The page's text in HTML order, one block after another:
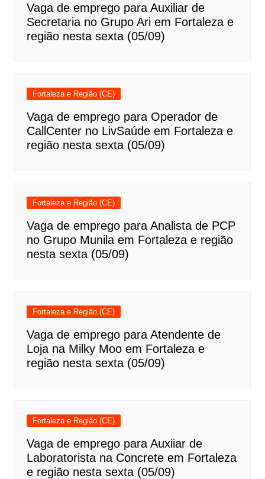
Vaga de emprego para Auxiliar de
Secretaria no Grupo Ari em Fortaleza e
região nesta sexta (05/09)
Fortaleza e Região (CE)
Vaga de emprego para Operador de
CallCenter no LivSaúde em Fortaleza e
região nesta sexta (05/09)
Fortaleza e Região (CE)
Vaga de emprego para Analista de PCP
no Grupo Munila em Fortaleza e região
nesta sexta (05/09)
Fortaleza e Região (CE)
Vaga de emprego para Atendente de
Loja na Milky Moo em Fortaleza e
região nesta sexta (05/09)
Fortaleza e Região (CE)
Vaga de emprego para Auxiiar de
Laboratorista na Concrete em Fortaleza
e região nesta sexta (05/09)